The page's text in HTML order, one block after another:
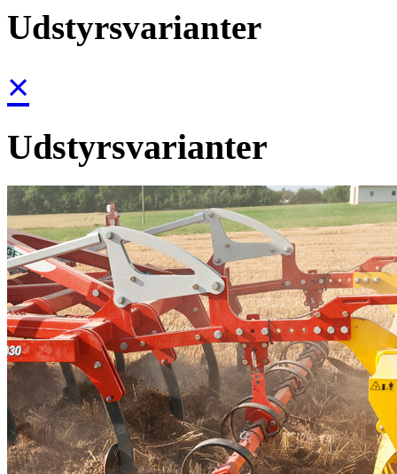
Udstyrsvarianter
×
Udstyrsvarianter